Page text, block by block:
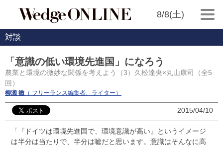
8/8(土)
対談
「意識の低い環境先進国」になろう
農業と環境の微妙な関係を考えよう（3）久松達央×丸山康司（全5
回）
柳瀬 徹 （ フリーランス編集者、ライター）
2015/04/10
「『ドイツは環境先進国で、環境意識が高い』というイメージ
は半分は当たりで、半分は嘘だと思います。意識はそんなに高